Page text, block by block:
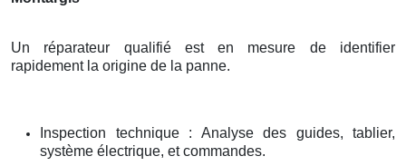
Un réparateur qualifié est en mesure de identifier
rapidement la origine de la panne.
Inspection technique : Analyse des guides, tablier,
système électrique, et commandes.